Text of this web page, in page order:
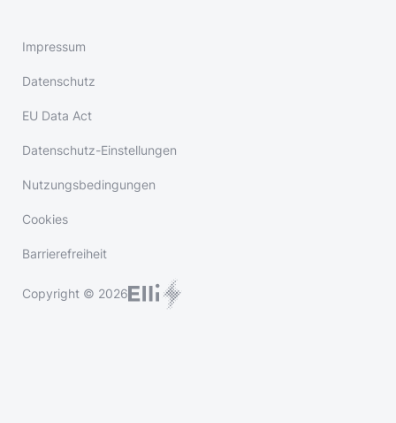
Impressum
Datenschutz
EU Data Act
Datenschutz-Einstellungen
Nutzungsbedingungen
Cookies
Barrierefreiheit
Copyright © 2026